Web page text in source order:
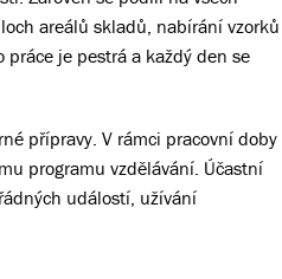
areálů skladů, nabírání vzorků
je pestrá a každý den se
přípravy. V rámci pracovní doby
programu vzdělávání. Účastní
událostí, užívání